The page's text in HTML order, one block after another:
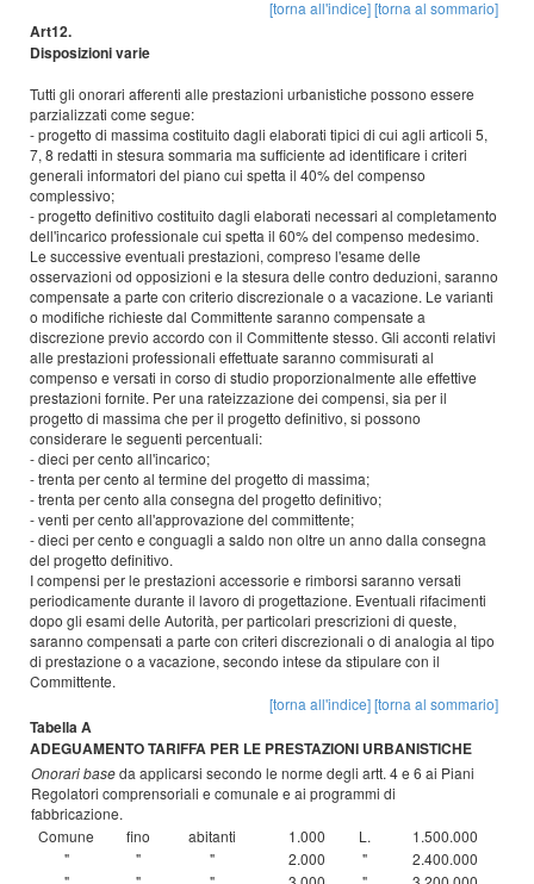
[torna all'indice][torna al sommario]
Art12.
Disposizioni varie
Tutti gli onorari afferenti alle prestazioni urbanistiche possono essere
parzializzati come segue:
- progetto di massima costituito dagli elaborati tipici di cui agli articoli 5,
7, 8 redatti in stesura sommaria ma sufficiente ad identificare i criteri
generali informatori del piano cui spetta il 40% del compenso
complessivo;
- progetto definitivo costituito dagli elaborati necessari al completamento
dell'incarico professionale cui spetta il 60% del compenso medesimo.
Le successive eventuali prestazioni, compreso l'esame delle
osservazioni od opposizioni e la stesura delle contro deduzioni, saranno
compensate a parte con criterio discrezionale o a vacazione. Le varianti
o modifiche richieste dal Committente saranno compensate a
discrezione previo accordo con il Committente stesso. Gli acconti relativi
alle prestazioni professionali effettuate saranno commisurati al
compenso e versati in corso di studio proporzionalmente alle effettive
prestazioni fornite. Per una rateizzazione dei compensi, sia per il
progetto di massima che per il progetto definitivo, si possono
considerare le seguenti percentuali:
- dieci per cento all'incarico;
- trenta per cento al termine del progetto di massima;
- trenta per cento alla consegna del progetto definitivo;
- venti per cento all'approvazione del committente;
- dieci per cento e conguagli a saldo non oltre un anno dalla consegna
del progetto definitivo.
I compensi per le prestazioni accessorie e rimborsi saranno versati
periodicamente durante il lavoro di progettazione. Eventuali rifacimenti
dopo gli esami delle Autorità, per particolari prescrizioni di queste,
saranno compensati a parte con criteri discrezionali o di analogia al tipo
di prestazione o a vacazione, secondo intese da stipulare con il
Committente.
[torna all'indice][torna al sommario]
Tabella A
ADEGUAMENTO TARIFFA PER LE PRESTAZIONI URBANISTICHE
Onorari baseda applicarsi secondo le norme degli artt. 4 e 6 ai Piani
Regolatori comprensoriali e comunale e ai programmi di
fabbricazione.
Comune
fino abitanti 1.000 L.
1.500.000
"
" " 2.000 "
2.400.000